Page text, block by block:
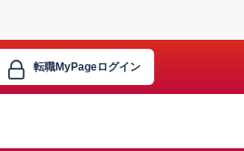
転職MyPageログイン